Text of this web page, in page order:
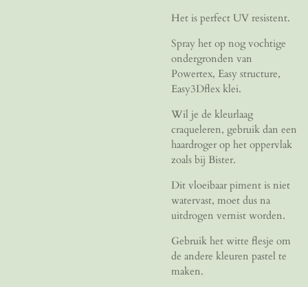
Het is perfect UV resistent.
Spray het op nog vochtige
ondergronden van
Powertex, Easy structure,
Easy3Dflex klei.
Wil je de kleurlaag
craqueleren, gebruik dan een
haardroger op het oppervlak
zoals bij Bister.
Dit vloeibaar piment is niet
watervast, moet dus na
uitdrogen vernist worden.
Gebruik het witte flesje om
de andere kleuren pastel te
maken.